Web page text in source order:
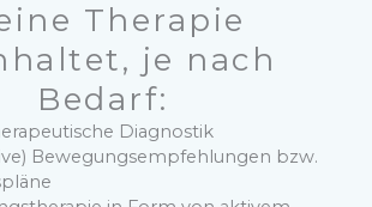
Therapie
je nach
Bedarf:
Diagnostik
Bewegungsempfehlungen bzw.